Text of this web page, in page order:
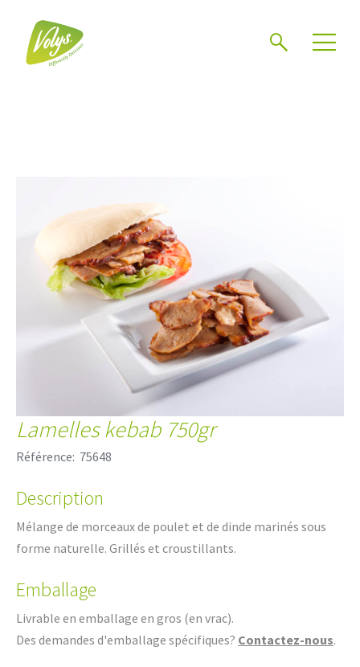
Lamelles kebab 750gr
Référence: 75648
Description
Mélange de morceaux de poulet et de dinde marinés sous
forme naturelle. Grillés et croustillants.
Emballage
Livrable en emballage en gros (en vrac).
Des demandes d'emballage spécifiques? Contactez-nous.